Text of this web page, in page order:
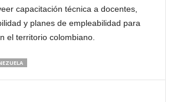
capacitación técnica a docentes,
y planes de empleabilidad para
el territorio colombiano.